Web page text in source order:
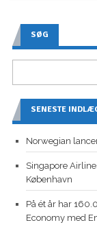
SØG
SENESTE
Norwegian
Singapore
København
På ét år har
Economy med